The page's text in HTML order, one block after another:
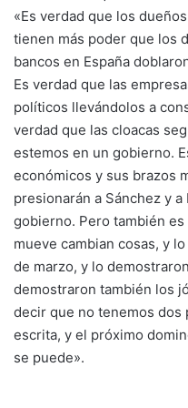
«Es verdad que los
tienen más poder que los
bancos en España
Es verdad que las
políticos llevándolos a
verdad que las cloacas
estemos en un gobierno.
económicos y sus brazos
presionarán a Sánchez y
gobierno. Pero también
mueve cambian cosas, y
de marzo, y lo
demostraron también los
decir que no tenemos dos
escrita, y el próximo
se puede».